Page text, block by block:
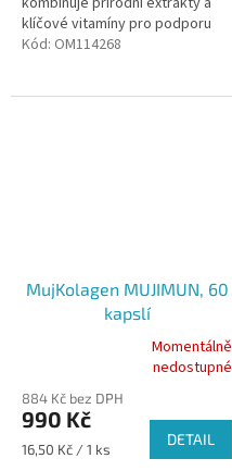
klíčové vitamíny pro podporu
organismu během menopauzy.
Kód: OM114268
MujKolagen MUJIMUN, 60
kapslí
produktu
je
1,0
Momentálně
nedostupné
884 Kč bez DPH
990 Kč
Měrná
16,50 Kč / 1 ks
DETAIL